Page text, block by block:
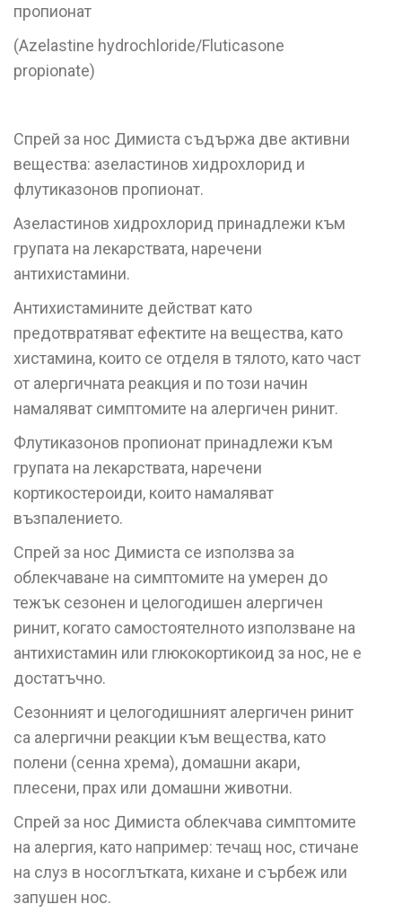
пропионат
(Azelastine hydrochloride/Fluticasone
propionate)
Спрей за нос Димиста съдържа две активни
вещества: азеластинов хидрохлорид и
флутиказонов пропионат.
Азеластинов хидрохлорид принадлежи към
групата на лекарствата, наречени
антихистамини.
Антихистамините действат като
предотвратяват ефектите на вещества, като
хистамина, които се отделя в тялото, като част
от алергичната реакция и по този начин
намаляват симптомите на алергичен ринит.
Флутиказонов пропионат принадлежи към
групата на лекарствата, наречени
кортикостероиди, които намаляват
възпалението.
Спрей за нос Димиста се използва за
облекчаване на симптомите на умерен до
тежък сезонен и целогодишен алергичен
ринит, когато самостоятелното използване на
антихистамин или глюкокортикоид за нос, не е
достатъчно.
Сезонният и целогодишният алергичен ринит
са алергични реакции към вещества, като
полени (сенна хрема), домашни акари,
плесени, прах или домашни животни.
Спрей за нос Димиста облекчава симптомите
на алергия, като например: течащ нос, стичане
на слуз в носоглътката, кихане и сърбеж или
запушен нос.